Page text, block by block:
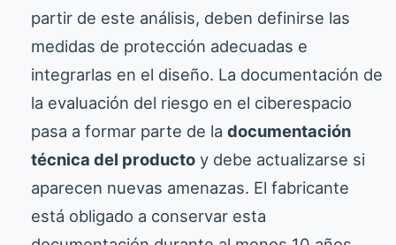
partir de este análisis, deben definirse las
medidas de protección adecuadas e
integrarlas en el diseño. La documentación de
la evaluación del riesgo en el ciberespacio
pasa a formar parte de ladocumentación
técnica del producto y debe actualizarse si
aparecen nuevas amenazas. El fabricante
está obligado a conservar esta